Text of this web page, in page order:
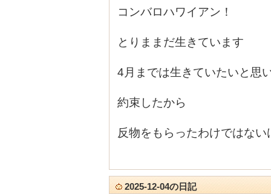
コンバロハワイアン！
とりままだ生きています
4月までは生きていたいと思
約束したから
反物をもらったわけではない
2025-12-04の日記